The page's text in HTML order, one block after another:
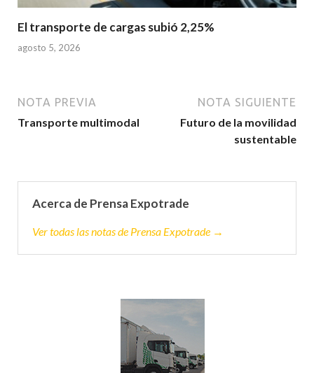
El transporte de cargas subió 2,25%
agosto 5, 2026
NOTA PREVIA
Transporte multimodal
NOTA SIGUIENTE
Futuro de la movilidad
sustentable
Acerca de Prensa Expotrade
Ver todas las notas de Prensa Expotrade →